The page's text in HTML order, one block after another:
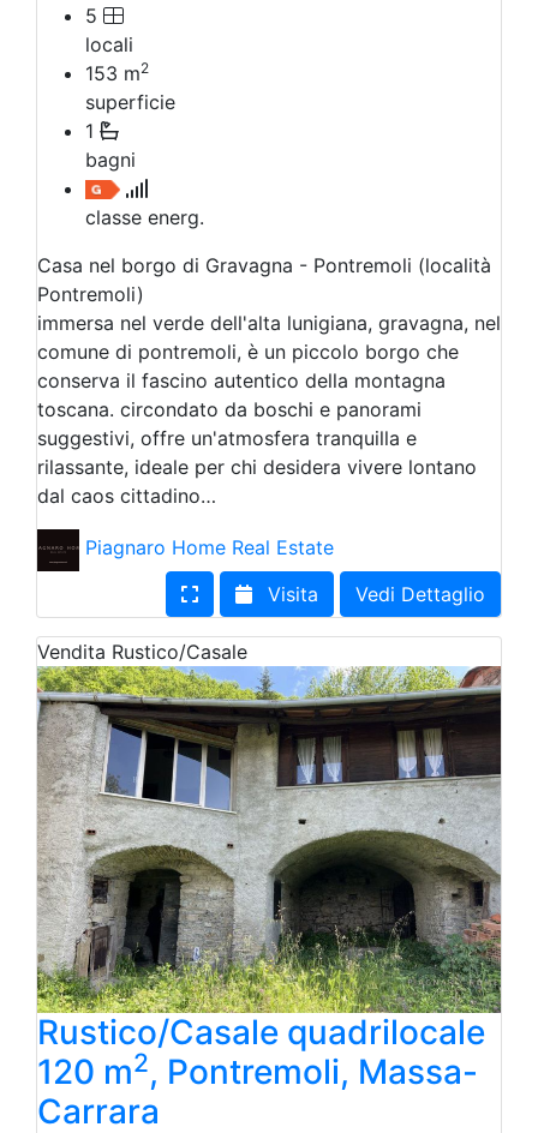
5
locali
153 m2
superficie
1
bagni
classe energ.
Casa nel borgo di Gravagna - Pontremoli (località
Pontremoli)
immersa nel verde dell'alta lunigiana, gravagna, nel
comune di pontremoli, è un piccolo borgo che
conserva il fascino autentico della montagna
toscana. circondato da boschi e panorami
suggestivi, offre un'atmosfera tranquilla e
rilassante, ideale per chi desidera vivere lontano
dal caos cittadino…
Piagnaro Home Real Estate
Visita
Vedi Dettaglio
Vendita Rustico/Casale
Rustico/Casale quadrilocale
120 m2, Pontremoli, Massa-
Carrara